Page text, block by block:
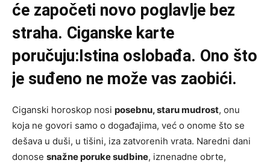
će započeti novo poglavlje bez
straha. Ciganske karte
poručuju:Istina oslobađa. Ono što
je suđeno ne može vas zaobići.
Ciganski horoskop nosi posebnu, staru mudrost, onu
koja ne govori samo o događajima, već o onome što se
dešava u duši, u tišini, iza zatvorenih vrata. Naredni dani
donose snažne poruke sudbine, iznenadne obrte,